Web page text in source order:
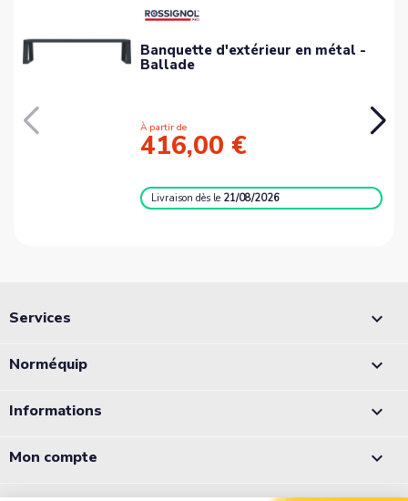
Banquette d'extérieur en métal -
Ballade
À partir de
416,00 €
Livraisondès le 21/08/2026
Services 
Norméquip 
Informations 
Mon compte 